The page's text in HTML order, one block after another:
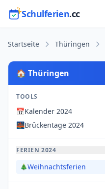
Schulferien.cc
Startseite Thüringen
🏠 Thüringen
TOOLS
📅Kalender 2024
🌉Brückentage 2024
FERIEN 2024
🎄Weihnachtsferien